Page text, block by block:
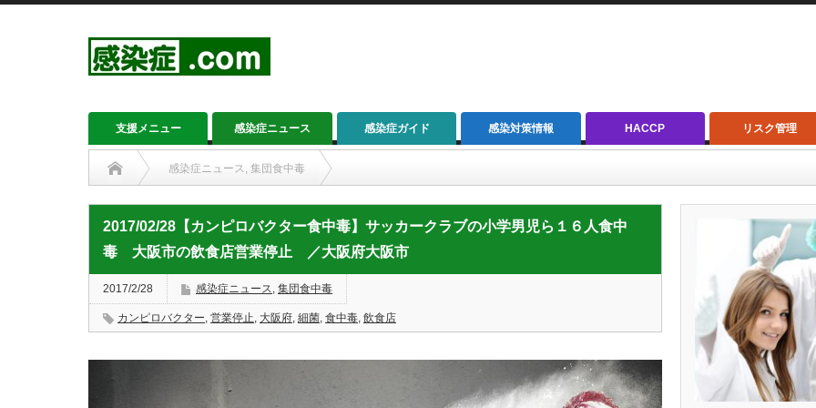
支援メニュー 感染症ニュース 感染症ガイド 感染対策情報 HACCP リスク管理
感染症ニュース, 集団食中毒
2017/02/28【カンピロバクター食中毒】サッカークラブの小学男児ら１６人食中毒 大阪市の飲食店営業停止 ／大阪府大阪市
2017/02/28【カンピロバクター食中毒】サッカークラブの小学男児ら１６人食中
毒 大阪市の飲食店営業停止 ／大阪府大阪市
2017/2/28 感染症ニュース, 集団食中毒
カンピロバクター, 営業停止, 大阪府, 細菌, 食中毒, 飲食店